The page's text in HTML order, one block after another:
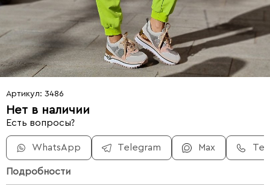
Артикул: 3486
Нет в наличии
Есть вопросы?
WhatsApp Telegram Max
Подробности